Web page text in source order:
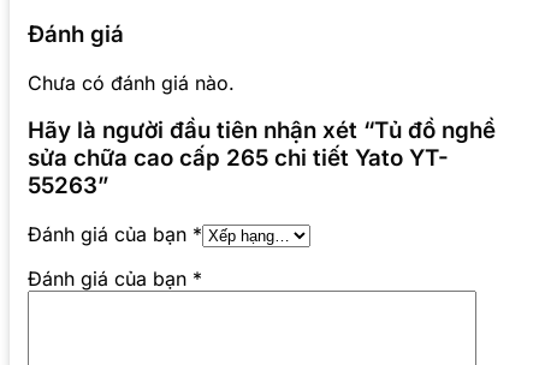
Đánh giá
Chưa có đánh giá nào.
Hãy là người đầu tiên nhận xét “Tủ đồ nghề
sửa chữa cao cấp 265 chi tiết Yato YT-
55263”
Đánh giá của bạn *
Đánh giá của bạn *